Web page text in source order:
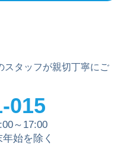
スタッフが親切丁寧にご
015
～17:00
始を除く